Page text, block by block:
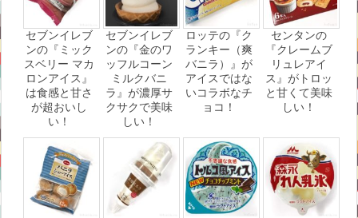
セブンイレブ
ンの『ミック
スベリー マカ
ロンアイス』
は食感と甘さ
が超おいし
い！
セブンイレブ
ンの『金のワ
ッフルコーン
ミルクバニ
ラ』が濃厚サ
クサクで美味
しい！
ロッテの『ク
ランキー（爽
バニラ）』が
アイスではな
いコラボなチ
ョコ！
センタンの
『クレームブ
リュレアイ
ス』がトロッ
と甘くて美味
しい！